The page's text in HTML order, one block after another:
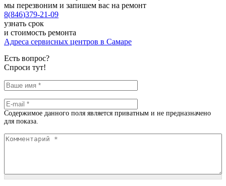
мы перезвоним и запишем вас на ремонт
8(846)379-21-09
узнать срок
и стоимость ремонта
Адреса сервисных центров в Самаре
Есть вопрос?
Спроси тут!
Ваше имя
E-mail*
Содержимое данного поля является приватным и не предназначено
для показа.
Комментарий*